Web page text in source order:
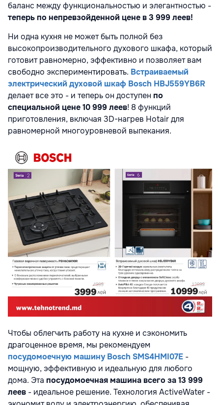
баланс между функциональностью и элегантностью -
теперь по непревзойденной цене в 3 999 леев!
Ни одна кухня не может быть полной без
высокопроизводительного духового шкафа, который
готовит равномерно, эффективно и позволяет вам
свободно экспериментировать. Встраиваемый
электрический духовой шкаф Bosch HBJ559YB6R
делает все это - и теперь он доступен по
специальной цене 10 999 леев! 8 функций
приготовления, включая 3D-нагрев Hotair для
равномерной многоуровневой выпекания.
Чтобы облегчить работу на кухне и сэкономить
драгоценное время, мы рекомендуем
посудомоечную машину Bosch SMS4HMI07E -
мощную, эффективную и идеальную для любого
дома. Эта посудомоечная машина всего за 13 999
леев - идеальное решение. Технология ActiveWater -